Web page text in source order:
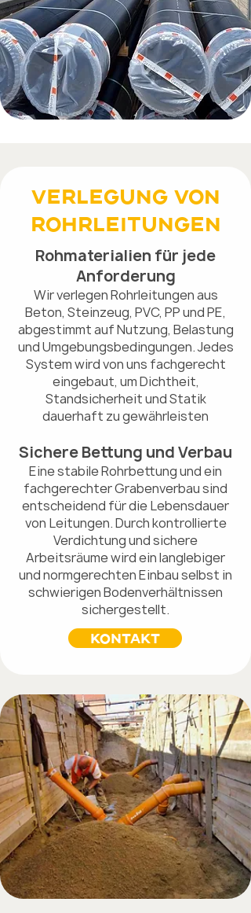
Verlegung von
RohRleitungen
Rohmaterialien für jede
Anforderung
Wir verlegen Rohrleitungen aus
Beton, Steinzeug, PVC, PP und PE,
abgestimmt auf Nutzung, Belastung
und Umgebungsbedingungen. Jedes
System wird von uns fachgerecht
eingebaut, um Dichtheit,
Standsicherheit und Statik
dauerhaft zu gewährleisten
Sichere Bettung und Verbau
Eine stabile Rohrbettung und ein
fachgerechter Grabenverbau sind
entscheidend für die Lebensdauer
von Leitungen. Durch kontrollierte
Verdichtung und sichere
Arbeitsräume wird ein langlebiger
und normgerechten Einbau selbst in
schwierigen Bodenverhältnissen
sichergestellt.
KONTAKT